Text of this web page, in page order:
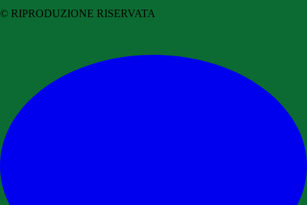
© RIPRODUZIONE RISERVATA